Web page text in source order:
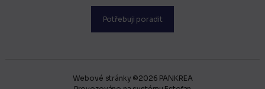
Potřebuji poradit
Webové stránky ©2026 PANKREA